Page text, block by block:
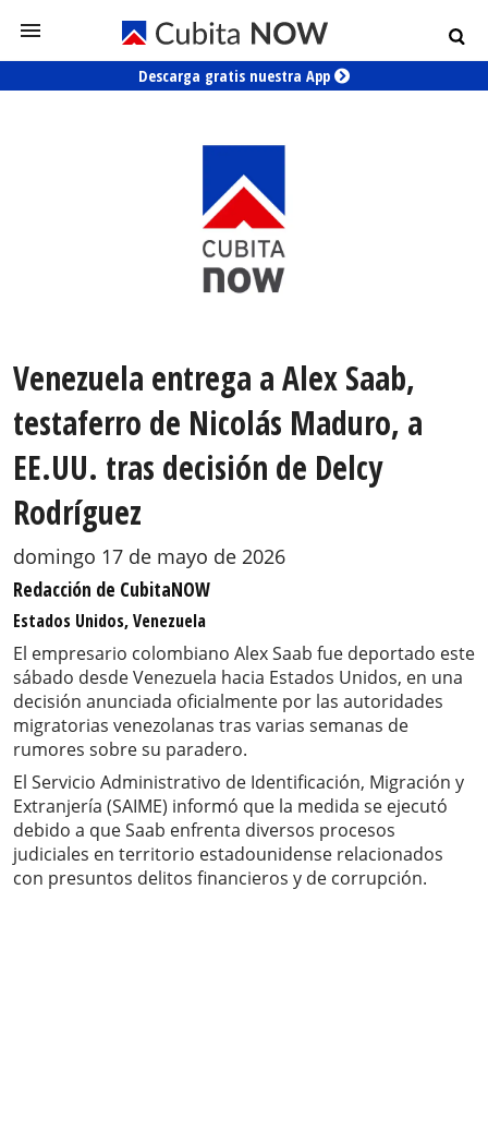
Descarga gratis nuestra App
Venezuela entrega a Alex Saab,
testaferro de Nicolás Maduro, a
EE.UU. tras decisión de Delcy
Rodríguez
domingo 17 de mayo de 2026
Redacción de CubitaNOW
Estados Unidos, Venezuela
El empresario colombiano Alex Saab fue deportado este
sábado desde Venezuela hacia Estados Unidos, en una
decisión anunciada oficialmente por las autoridades
migratorias venezolanas tras varias semanas de
rumores sobre su paradero.
El Servicio Administrativo de Identificación, Migración y
Extranjería (SAIME) informó que la medida se ejecutó
debido a que Saab enfrenta diversos procesos
judiciales en territorio estadounidense relacionados
con presuntos delitos financieros y de corrupción.